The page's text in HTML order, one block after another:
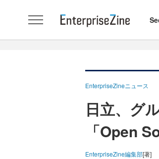
EnterpriseZineニュース
日立、グ
「Open
EnterpriseZine編集部[著]